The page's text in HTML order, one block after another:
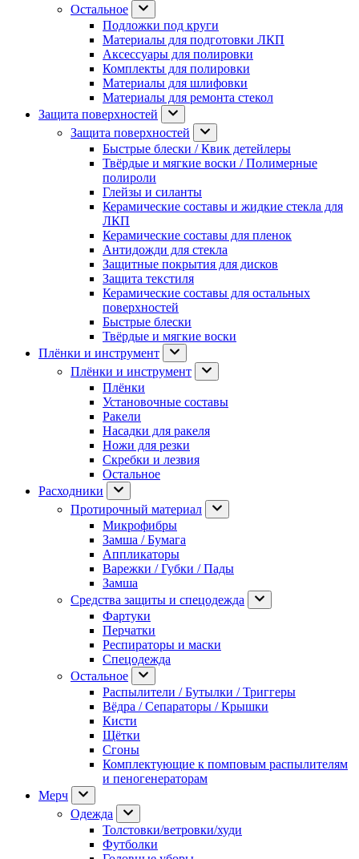
Остальное
Подложки под круги
Материалы для подготовки ЛКП
Аксессуары для полировки
Комплекты для полировки
Материалы для шлифовки
Материалы для ремонта стекол
Защита поверхностей
Защита поверхностей
Быстрые блески / Квик детейлеры
Твёрдые и мягкие воски / Полимерные
полироли
Глейзы и силанты
Керамические составы и жидкие стекла для
ЛКП
Керамические составы для пленок
Антидожди для стекла
Защитные покрытия для дисков
Защита текстиля
Керамические составы для остальных
поверхностей
Быстрые блески
Твёрдые и мягкие воски
Плёнки и инструмент
Плёнки и инструмент
Плёнки
Установочные составы
Ракели
Насадки для ракеля
Ножи для резки
Скребки и лезвия
Остальное
Расходники
Протирочный материал
Микрофибры
Замша / Бумага
Аппликаторы
Варежки / Губки / Пады
Замша
Средства защиты и спецодежда
Фартуки
Перчатки
Респираторы и маски
Спецодежда
Остальное
Распылители / Бутылки / Триггеры
Вёдра / Сепараторы / Крышки
Кисти
Щётки
Сгоны
Комплектующие к помповым распылителям
и пеногенераторам
Мерч
Одежда
Толстовки/ветровки/худи
Футболки